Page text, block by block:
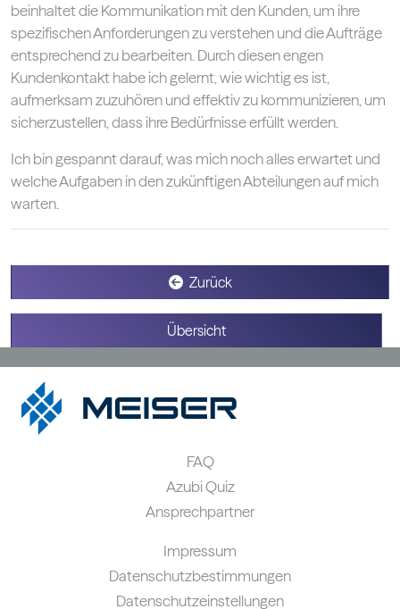
beinhaltet die Kommunikation mit den Kunden, um ihre
spezifischen Anforderungen zu verstehen und die Aufträge
entsprechend zu bearbeiten. Durch diesen engen
Kundenkontakt habe ich gelernt, wie wichtig es ist,
aufmerksam zuzuhören und effektiv zu kommunizieren, um
sicherzustellen, dass ihre Bedürfnisse erfüllt werden.
Ich bin gespannt darauf, was mich noch alles erwartet und
welche Aufgaben in den zukünftigen Abteilungen auf mich
warten.
Zurück
Übersicht
FAQ
Azubi Quiz
Ansprechpartner
Impressum
Datenschutzbestimmungen
Datenschutzeinstellungen